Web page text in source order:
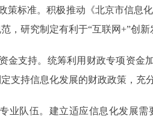
标准。积极推动《北京市信息化
，研究制定有利于“互联网+”创
支持。统筹利用财政专项资金加
支持信息化发展的财政政策，充
队伍。建立适应信息化发展需